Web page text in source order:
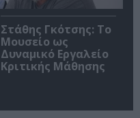
Στάθης Γκότσης: Το
Μουσείο ως
Δυναμικό Εργαλείο
Κριτικής Μάθησης